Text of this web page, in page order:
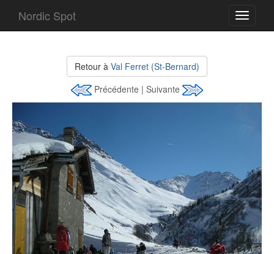
Toggle
Nordic Spot
Retour à Val Ferret (St-Bernard)
Précédente | Suivante